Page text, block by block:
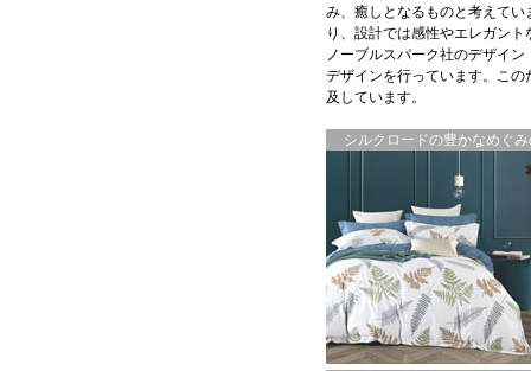
み、癒しとなるものと考えて
り、設計では感性やエレガン
ノーブルスパーク社のデザイ
デザインを行っています。こ
及しています。
シルクロードの豊かなめぐみ